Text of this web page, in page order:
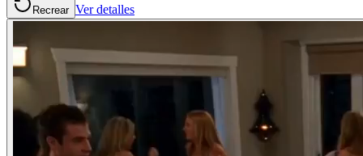
Recrear Ver detalles